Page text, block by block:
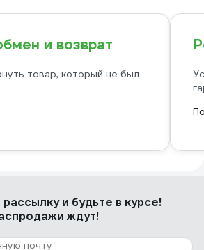
и возврат
товар, который не был
рассылкуи будьте в курсе!
ждут!